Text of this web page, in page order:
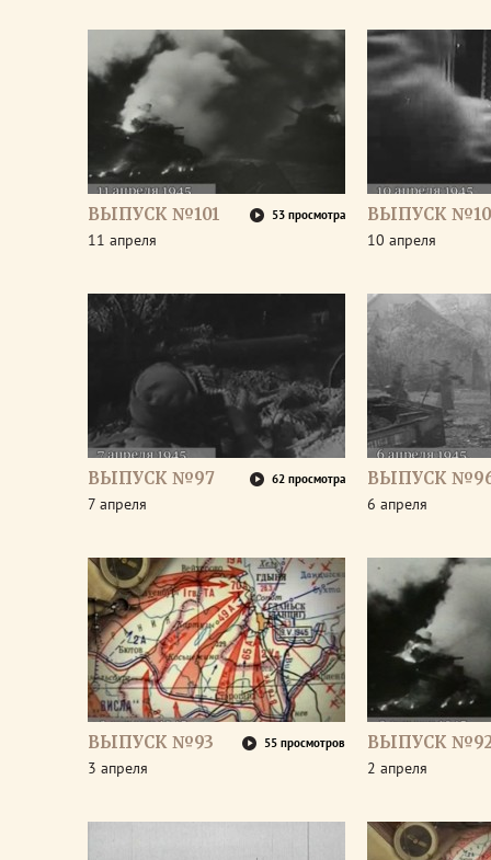
ВЫПУСК №101 53 просмотра
11 апреля
ВЫПУСК
10 апреля
ВЫПУСК №97 62 просмотра
7 апреля
ВЫПУСК
6 апреля
ВЫПУСК №93 55 просмотров
3 апреля
ВЫПУСК
2 апреля